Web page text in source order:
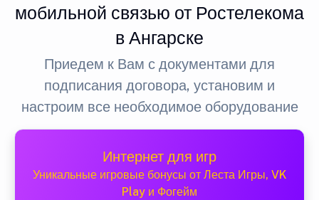
мобильной связью от Ростелекома
в Ангарске
Приедем к Вам с документами для
подписания договора, установим и
настроим все необходимое оборудование
Интернет для игр
Уникальные игровые бонусы от Леста Игры, VK
Play и Фогейм